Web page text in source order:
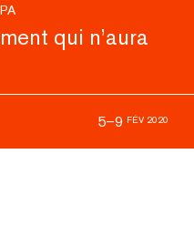
qui n’aura
5–9 FÉV 2020